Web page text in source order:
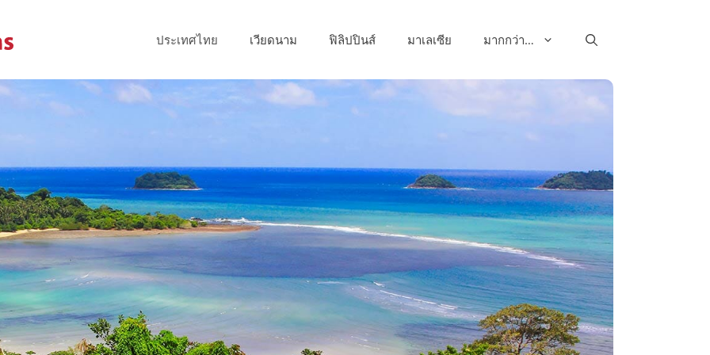
ประเทศไทย เวียดนาม ฟิลิปปินส์ มาเลเซีย มากกว่า…